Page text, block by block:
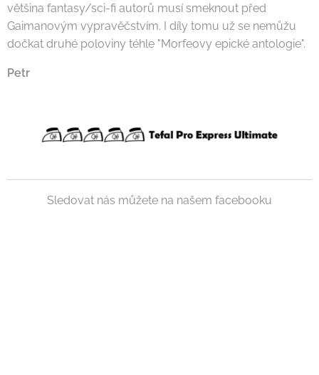
většina fantasy/sci-fi autorů musí smeknout před
Gaimanovým vypravěčstvím. I díly tomu už se nemůžu
dočkat druhé poloviny téhle "Morfeovy epické antologie".
Petr
Sledovat nás můžete na našem facebooku